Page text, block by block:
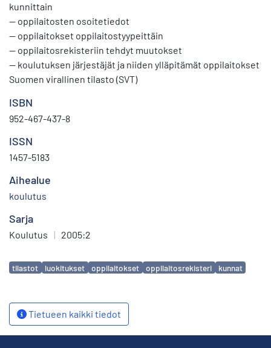
kunnittain
— oppilaitosten osoitetiedot
— oppilaitokset oppilaitostyypeittäin
— oppilaitosrekisteriin tehdyt muutokset
— koulutuksen järjestäjät ja niiden ylläpitämät oppilaitokset
Suomen virallinen tilasto (SVT)
ISBN
952-467-437-8
ISSN
1457-5183
Aihealue
koulutus
Sarja
Koulutus | 2005:2
Avainsanat
tilastot luokitukset oppilaitokset oppilaitosrekisteri kunnat
Tietueen kaikki tiedot